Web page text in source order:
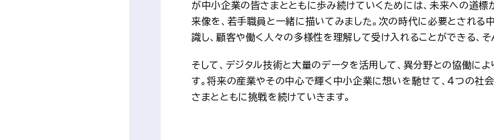
が中小企業の皆さまとともに歩み続けていくためには、未来への道
来像を、若手職員と一緒に描いてみました。次の時代に必要とされる
識し、顧客や働く人々の多様性を理解して受け入れることができる、そ
そして、デジタル技術と大量のデータを活用して、異分野との協働に
す。将来の産業やその中心で輝く中小企業に想いを馳せて、4つの社
さまとともに挑戦を続けていきます。